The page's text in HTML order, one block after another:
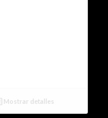
Mostrar detalles